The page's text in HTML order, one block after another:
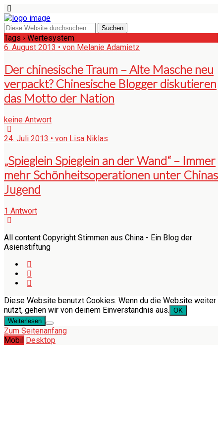
Tags › Wertesystem
6. August 2013 • von Melanie Adamietz
Der chinesische Traum – Alte Masche neu
verpackt? Chinesische Blogger diskutieren
das Motto der Nation
keine Antwort
24. Juli 2013 • von Lisa Niklas
„Spieglein Spieglein an der Wand“ – Immer
mehr Schönheitsoperationen unter Chinas
Jugend
1 Antwort
All content Copyright Stimmen aus China - Ein Blog der
Asienstiftung
Diese Website benutzt Cookies. Wenn du die Website weiter
nutzt, gehen wir von deinem Einverständnis aus. OK
Weiterlesen
Zum Seitenanfang
Mobil Desktop